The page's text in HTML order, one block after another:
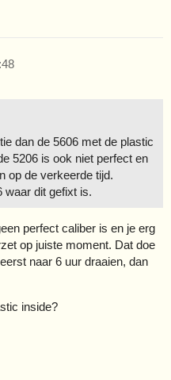
dan de 5606 met de plastic
5206 is ook niet perfect en
op de verkeerde tijd.
waar dit gefixt is.
perfect caliber is en je erg
op juiste moment. Dat doe
naar 6 uur draaien, dan
inside?